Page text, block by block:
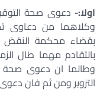
اولا:- دعوى صحة
وكلاهما من دعاوى
بقضاء محكمة النقض
بالتقادم مهما طال
وطالما ان دعوى صحة
التزوير ومن ثم فان